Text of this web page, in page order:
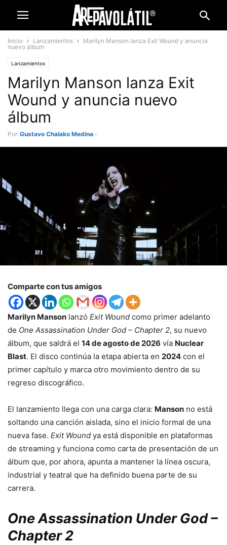
Inicio Lanzamientos
Marilyn Manson lanza Exit Wound y anuncia
nuevo álbum
Lanzamientos
Marilyn Manson lanza Exit
Wound y anuncia nuevo
álbum
Por Gustavo Chalako Medina -
Comparte con tus amigos
Marilyn Manson lanzó Exit Wound como primer adelanto
de One Assassination Under God – Chapter 2, su nuevo
álbum, que saldrá el 14 de agosto de 2026 vía Nuclear
Blast. El disco continúa la etapa abierta en 2024 con el
primer capítulo y marca otro movimiento dentro de su
regreso discográfico.
El lanzamiento llega con una carga clara: Manson no está
soltando una canción aislada, sino el inicio formal de una
nueva fase. Exit Wound ya está disponible en plataformas
de streaming y funciona como carta de presentación de un
álbum que, por ahora, apunta a mantener la línea oscura,
industrial y teatral que ha definido buena parte de su
carrera.
One Assassination Under God –
Chapter 2